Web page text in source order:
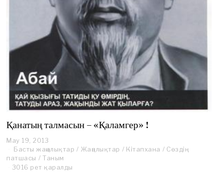
Қанатың талмасын – «Қаламгер» !
May 19, 2013
Басты жаңалықтар / Жаңалықтар / Кітапхана / Сөздің
патшасы / Таным
3016 рет қаралды